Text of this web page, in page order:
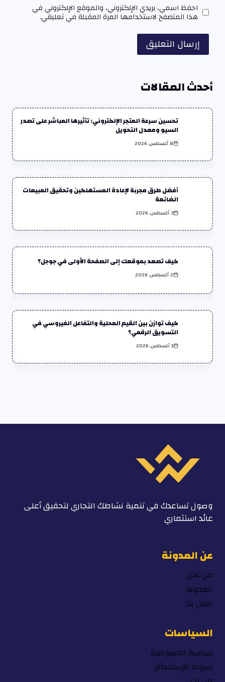
احفظ اسمي، بريدي الإلكتروني، والموقع الإلكتروني في
هذا المتصفح لاستخدامها المرة المقبلة في تعليقي.
أحدث المقالات
تحسين سرعة المتجر الإلكتروني: تأثيرها المباشر على تصدر
السيو ومعدل التحويل
8 أغسطس، 2026
أفضل طرق مجربة لإعادة المستهلكين وتحقيق المبيعات
الضائعة
3 أغسطس، 2026
كيف تصعد بموقعك إلى الصفحة الأولى في جوجل؟
2 أغسطس، 2026
كيف توازن بين القيم المحلية والتفاعل الفيروسي في
التسويق الرقمي؟
1 أغسطس، 2026
وصول تساعدك في تنمية نشاطك التجاري لتحقيق أعلى
عائد استثماري
عن المدونة
من نحن
المدونة
اتصل بنا
السياسات
سياسة الخصوصية
شروط الإستخدام